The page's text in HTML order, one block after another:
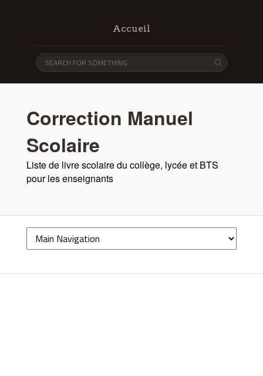
Accueil
Correction Manuel
Scolaire
Liste de livre scolaire du collège, lycée et BTS
pour les enseignants